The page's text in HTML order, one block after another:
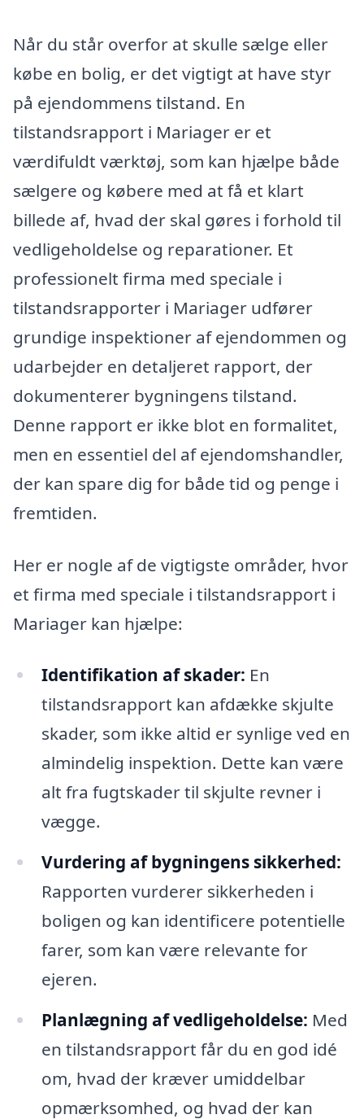
Når du står overfor at skulle sælge eller
købe en bolig, er det vigtigt at have styr
på ejendommens tilstand. En
tilstandsrapport i Mariager er et
værdifuldt værktøj, som kan hjælpe både
sælgere og købere med at få et klart
billede af, hvad der skal gøres i forhold til
vedligeholdelse og reparationer. Et
professionelt firma med speciale i
tilstandsrapporter i Mariager udfører
grundige inspektioner af ejendommen og
udarbejder en detaljeret rapport, der
dokumenterer bygningens tilstand.
Denne rapport er ikke blot en formalitet,
men en essentiel del af ejendomshandler,
der kan spare dig for både tid og penge i
fremtiden.
Her er nogle af de vigtigste områder, hvor
et firma med speciale i tilstandsrapport i
Mariager kan hjælpe:
Identifikation af skader: En
tilstandsrapport kan afdække skjulte
skader, som ikke altid er synlige ved en
almindelig inspektion. Dette kan være
alt fra fugtskader til skjulte revner i
vægge.
Vurdering af bygningens sikkerhed:
Rapporten vurderer sikkerheden i
boligen og kan identificere potentielle
farer, som kan være relevante for
ejeren.
Planlægning af vedligeholdelse: Med
en tilstandsrapport får du en god idé
om, hvad der kræver umiddelbar
opmærksomhed, og hvad der kan